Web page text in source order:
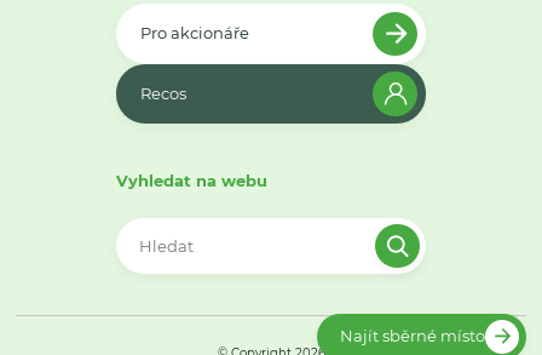
Pro akcionáře
Recos
Vyhledat na webu
Najít sběrné místo